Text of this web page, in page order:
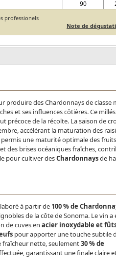
90
professionels
Note de
produire des Chardonnays de classe
et ses influences côtières. Ce
précoce de la récolte. La saison de
accélérant la maturation des
une maturité optimale des
des brises océaniques fraîches,
pour cultiver desChardonnaysde
à partir de 100 % de
de la côte de Sonoma. Le vin a
de cuves en acier inoxydable et
pour apporter une touche subtile
nette, seulement30 % de
garantissant une finale claire